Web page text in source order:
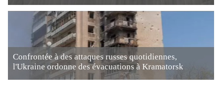
Confrontée à des attaques russes quotidiennes,
l'Ukraine ordonne des évacuations à Kramatorsk